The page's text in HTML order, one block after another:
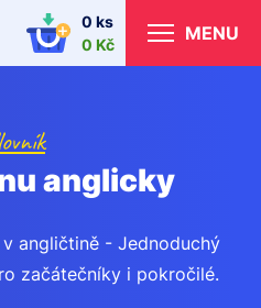
0 ks
0 Kč
MENU
anglicky
angličtině - Jednoduchý
začátečníky i pokročilé.